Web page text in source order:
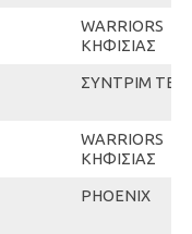
WARRIORS
ΚΗΦΙΣΙΑΣ
ΣΥΝΤΡΙΜ
WARRIORS
ΚΗΦΙΣΙΑΣ
PHOENIX